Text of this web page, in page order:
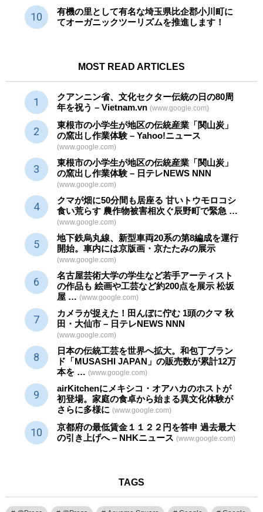
有機の里として有名な埼玉県比企郡小川町に
てオーガニックツーリズムを推進します！
MOST READ ARTICLES
クアンニン省、文化セクター伝統の日の80周
年を祝う – Vietnam.vn (www.google.com)
東根市の小学生が地区の伝統産業 「関山炭」
の窯出し作業体験 – Yahoo!ニュース
(www.google.com)
東根市の小学生が地区の伝統産業 「関山炭」
の窯出し作業体験 – 日テレNEWS NNN
(www.google.com)
クマが畑に50分間も居座る 甘いトウモロコシ
食い荒らす 農作物被害相次ぐ辰野町で緊急 …
(www.google.com)
地下鉄烏丸線、新型車両20系の第8編成を運行
開始。車内には京版画・京たたみの展示
(www.google.com)
名古屋芸術大学の学生など若手アーティスト
の作品も 絵画や工芸など約200点を展示 松坂
屋 … (www.google.com)
カメラが捉えた！田んぼに佇む 1頭のクマ 秋
田・大仙市 – 日テレNEWS NNN
(www.google.com)
日本の伝統工芸を世界へ拡大。和包丁ブラン
ド「MUSASHI JAPAN」の販売数が累計12万
本を … (www.google.com)
airKitchenにメキシコ・オアハカのホストが
初登場。家庭の食卓から始まる異文化体験が
さらに多様に (www.google.com)
京都府の最低賃金１１２２円を答申 過去最大
の引き上げへ – NHKニュース (www.google.com)
TAGS